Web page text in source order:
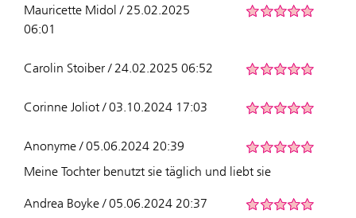
Mauricette Midol / 25.02.2025
06:01
Carolin Stoiber / 24.02.2025 06:52
Corinne Joliot / 03.10.2024 17:03
Anonyme / 05.06.2024 20:39
Meine Tochter benutzt sie täglich und liebt sie
Andrea Boyke / 05.06.2024 20:37